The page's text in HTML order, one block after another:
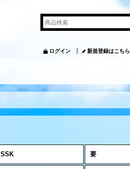
ログイン 新規登録はこちら
SSK 要